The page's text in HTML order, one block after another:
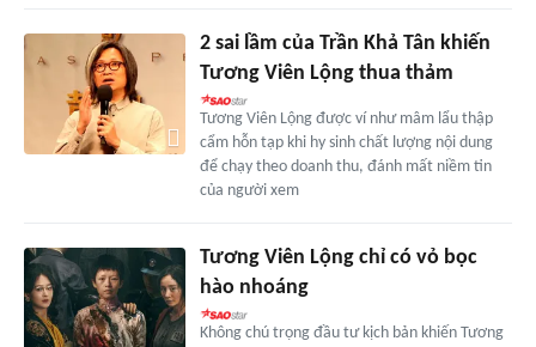
2 sai lầm của Trần Khả Tân khiến
Tương Viên Lộng thua thảm
Tương Viên Lộng được ví như mâm lẩu thập
cẩm hỗn tạp khi hy sinh chất lượng nội dung
để chạy theo doanh thu, đánh mất niềm tin
của người xem
Tương Viên Lộng chỉ có vỏ bọc
hào nhoáng
Không chú trọng đầu tư kịch bản khiến Tương